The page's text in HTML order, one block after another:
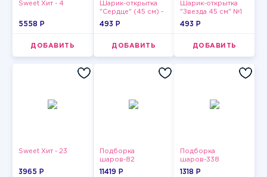
Sweet Хит - 4
5558 P
ДОБАВИТЬ
Шарик-открытка
"Сердце" (45 см) -
2
493 P
ДОБАВИТЬ
Шарик-открытка
"Звезда 45 см" №1
493 P
ДОБАВИТЬ
Sweet Хит - 23
3965 P
Подборка
шаров-82
11419 P
Подборка
шаров-338
1318 P